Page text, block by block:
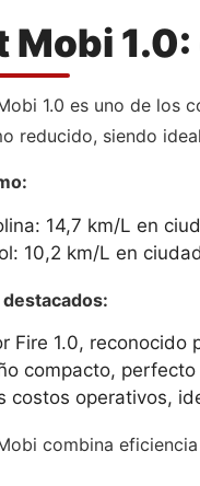
Mobi
1.0 es uno de los
reducido, siendo
14,7 km/L en
10,2 km/L en
Fire 1.0, reconocido
compacto,
costos operativos,
combina